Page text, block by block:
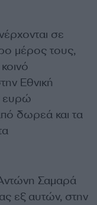
σε
μέρος τους,
Εθνική
ευρώ
δωρεά και τα
Σαμαρά
εξ αυτών, στην